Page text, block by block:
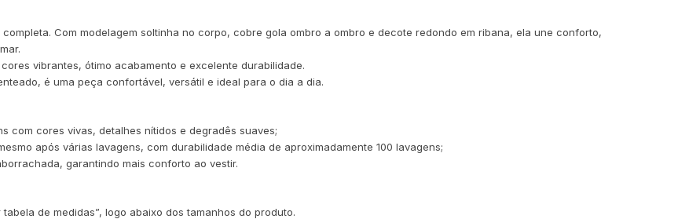
Com modelagem soltinha no corpo, cobre gola ombro a ombro e decote redondo em ribana, ela une conforto,
vibrantes, ótimo acabamento e excelente durabilidade.
é uma peça confortável, versátil e ideal para o dia a dia.
com cores vivas, detalhes nítidos e degradês suaves;
após várias lavagens, com durabilidade média de aproximadamente 100 lavagens;
garantindo mais conforto ao vestir.
de medidas”, logo abaixo dos tamanhos do produto.